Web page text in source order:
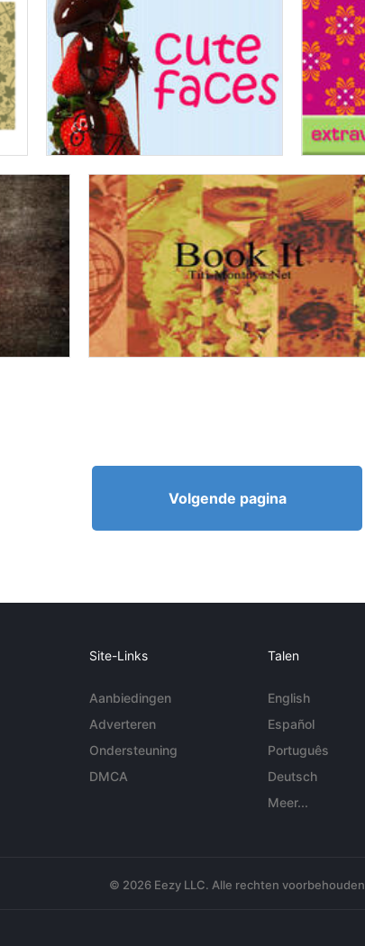
Volgende pagina
Site-Links
Aanbiedingen
Adverteren
Ondersteuning
DMCA
Talen
English
Español
Português
Deutsch
Meer...
© 2026 Eezy LLC. Alle rechten voorbehouden